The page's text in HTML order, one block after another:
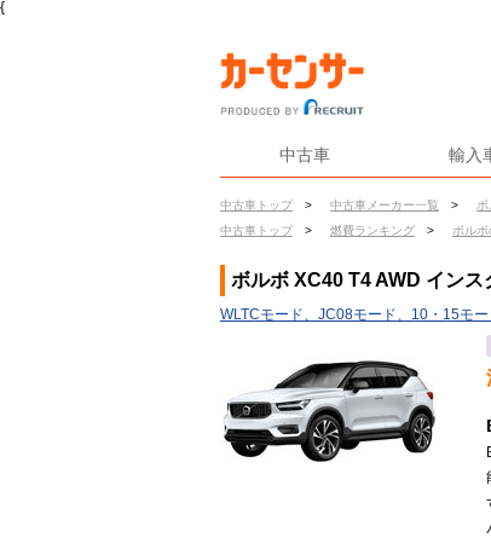
{
中古車 輸入
中古車トップ > 中古車メーカー一覧 >
中古車トップ
> 燃費ランキング > ボル
ボルボ XC40 T4 AWD イン
WLTCモード、JC08モード、10・15モー